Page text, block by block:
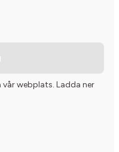
webplats. Ladda ner